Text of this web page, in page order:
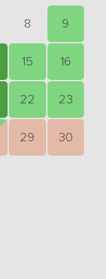
8 9
15 16
22 23
29 30